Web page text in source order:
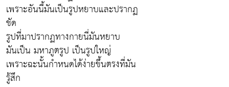
เพราะอันนี้มันเป็นรูปหยาบและปรากฏ
ชัด
รูปที่มาปรากฏทางกายนี่มันหยาบ
มันเป็น มหาภูตรูป เป็นรูปใหญ่
เพราะฉะนั้นกำหนดได้ง่ายขึ้นตรงที่มัน
รู้สึก